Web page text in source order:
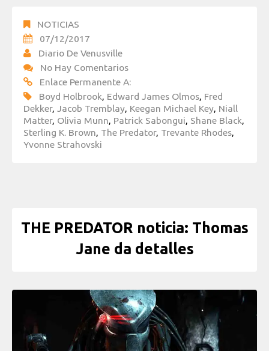
NOTICIAS
07/12/2017
Diario De Venusville
No Hay Comentarios
Enlace Permanente A:
Boyd Holbrook, Edward James Olmos, Fred
Dekker, Jacob Tremblay, Keegan Michael Key, Niall
Matter, Olivia Munn, Patrick Sabongui, Shane Black,
Sterling K. Brown, The Predator, Trevante Rhodes,
Yvonne Strahovski
THE PREDATOR noticia: Thomas
Jane da detalles